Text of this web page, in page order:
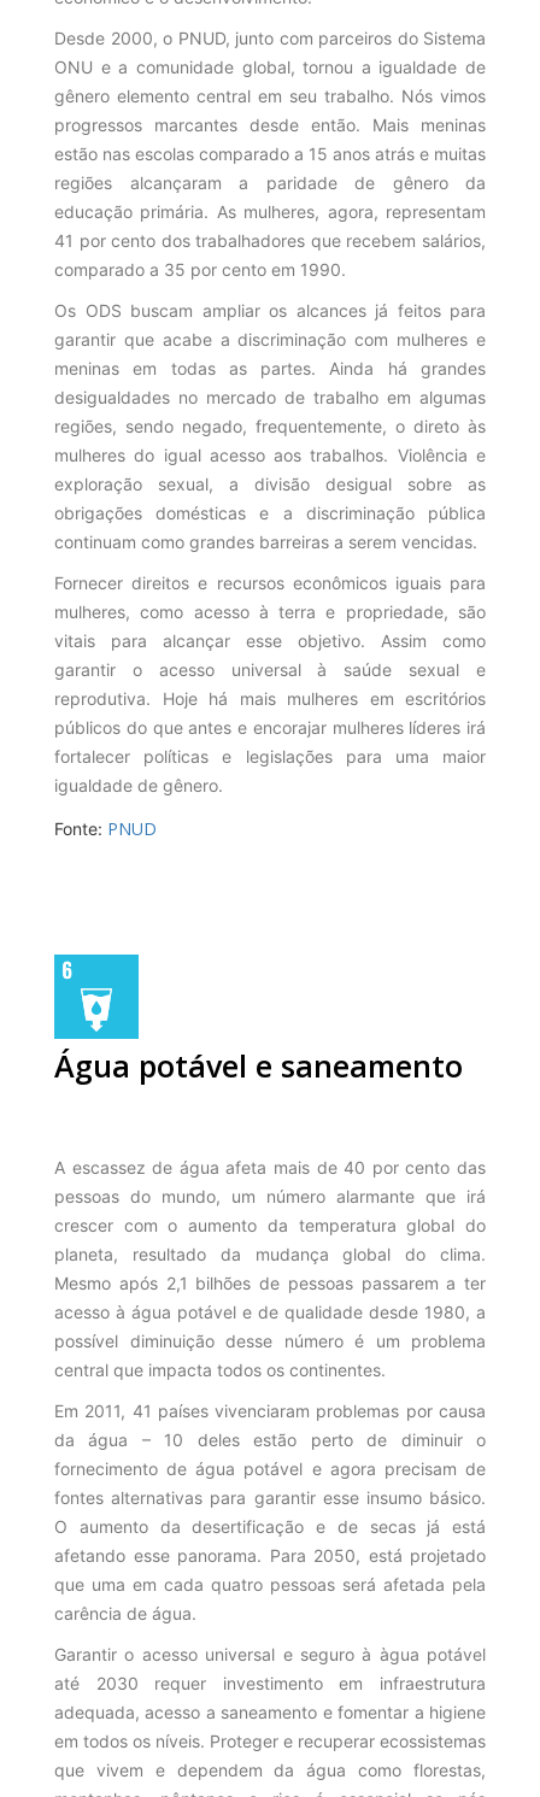
Desde 2000, o PNUD, junto com parceiros do Sistema
ONU e a comunidade global, tornou a igualdade de
gênero elemento central em seu trabalho. Nós vimos
progressos marcantes desde então. Mais meninas
estão nas escolas comparado a 15 anos atrás e muitas
regiões alcançaram a paridade de gênero da
educação primária. As mulheres, agora, representam
41 por cento dos trabalhadores que recebem salários,
comparado a 35 por cento em 1990.
Os ODS buscam ampliar os alcances já feitos para
garantir que acabe a discriminação com mulheres e
meninas em todas as partes. Ainda há grandes
desigualdades no mercado de trabalho em algumas
regiões, sendo negado, frequentemente, o direto às
mulheres do igual acesso aos trabalhos. Violência e
exploração sexual, a divisão desigual sobre as
obrigações domésticas e a discriminação pública
continuam como grandes barreiras a serem vencidas.
Fornecer direitos e recursos econômicos iguais para
mulheres, como acesso à terra e propriedade, são
vitais para alcançar esse objetivo. Assim como
garantir o acesso universal à saúde sexual e
reprodutiva. Hoje há mais mulheres em escritórios
públicos do que antes e encorajar mulheres líderes irá
fortalecer políticas e legislações para uma maior
igualdade de gênero.
Fonte: PNUD
Água potável e saneamento
A escassez de água afeta mais de 40 por cento das
pessoas do mundo, um número alarmante que irá
crescer com o aumento da temperatura global do
planeta, resultado da mudança global do clima.
Mesmo após 2,1 bilhões de pessoas passarem a ter
acesso à água potável e de qualidade desde 1980, a
possível diminuição desse número é um problema
central que impacta todos os continentes.
Em 2011, 41 países vivenciaram problemas por causa
da água – 10 deles estão perto de diminuir o
fornecimento de água potável e agora precisam de
fontes alternativas para garantir esse insumo básico.
O aumento da desertificação e de secas já está
afetando esse panorama. Para 2050, está projetado
que uma em cada quatro pessoas será afetada pela
carência de água.
Garantir o acesso universal e seguro à àgua potável
até 2030 requer investimento em infraestrutura
adequada, acesso a saneamento e fomentar a higiene
em todos os níveis. Proteger e recuperar ecossistemas
que vivem e dependem da água como florestas,